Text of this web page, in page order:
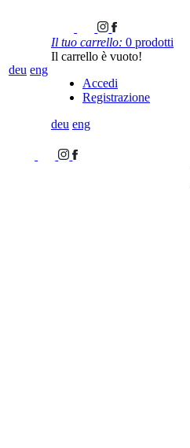
deu eng
Il tuo carrello: 0 prodotti
Il carrello è vuoto!
Accedi
Registrazione
deu eng